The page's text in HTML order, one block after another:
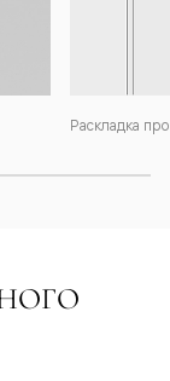
Раскладка